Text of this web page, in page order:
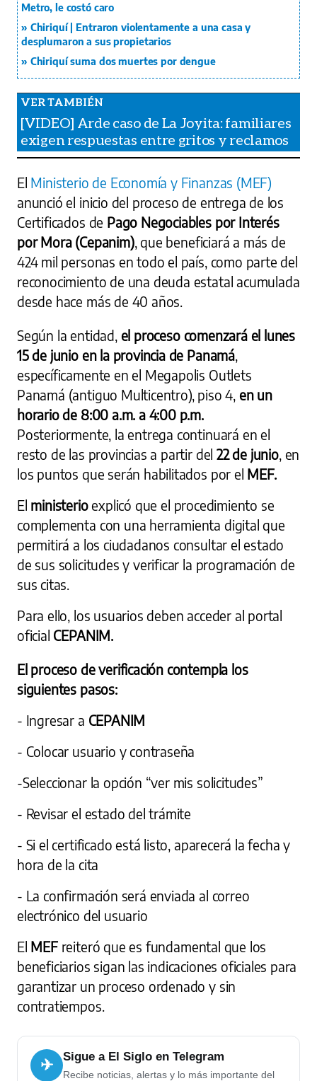
Metro, le costó caro
Chiriquí | Entraron violentamente a una casa y
desplumaron a sus propietarios
Chiriquí suma dos muertes por dengue
[VIDEO] Arde caso de La Joyita: familiares
exigen respuestas entre gritos y reclamos
El Ministerio de Economía y Finanzas (MEF)
anunció el inicio del proceso de entrega de los
Certificados de Pago Negociables por Interés
por Mora (Cepanim), que beneficiará a más de
424 mil personas en todo el país, como parte del
reconocimiento de una deuda estatal acumulada
desde hace más de 40 años.
Según la entidad, el proceso comenzará el lunes
15 de junio en la provincia de Panamá,
específicamente en el Megapolis Outlets
Panamá (antiguo Multicentro), piso 4, en un
horario de 8:00 a.m. a 4:00 p.m.
Posteriormente, la entrega continuará en el
resto de las provincias a partir del 22 de junio, en
los puntos que serán habilitados por el MEF.
El ministerioexplicó que el procedimiento se
complementa con una herramienta digital que
permitirá a los ciudadanos consultar el estado
de sus solicitudes y verificar la programación de
sus citas.
Para ello, los usuarios deben acceder al portal
oficial CEPANIM.
El proceso de verificación contempla los
siguientes pasos:
- Ingresar a CEPANIM
- Colocar usuario y contraseña
-Seleccionar la opción “ver mis solicitudes”
- Revisar el estado del trámite
- Si el certificado está listo, aparecerá la fecha y
hora de la cita
- La confirmación será enviada al correo
electrónico del usuario
El MEFreiteró que es fundamental que los
beneficiarios sigan las indicaciones oficiales para
garantizar un proceso ordenado y sin
contratiempos.
✈ Sigue a El Siglo en Telegram
Recibe noticias, alertas y lo más importante del